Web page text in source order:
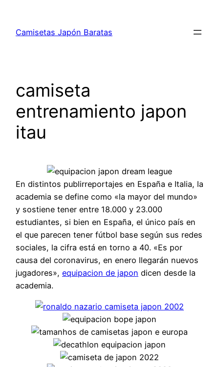
contenido
Camisetas Japón Baratas
camiseta
entrenamiento japon
itau
En distintos publirreportajes en España e Italia, la
academia se define como «la mayor del mundo»
y sostiene tener entre 18.000 y 23.000
estudiantes, si bien en España, el único país en
el que parecen tener fútbol base según sus redes
sociales, la cifra está en torno a 40. «Es por
causa del coronavirus, en enero llegarán nuevos
jugadores», equipacion de japon dicen desde la
academia.